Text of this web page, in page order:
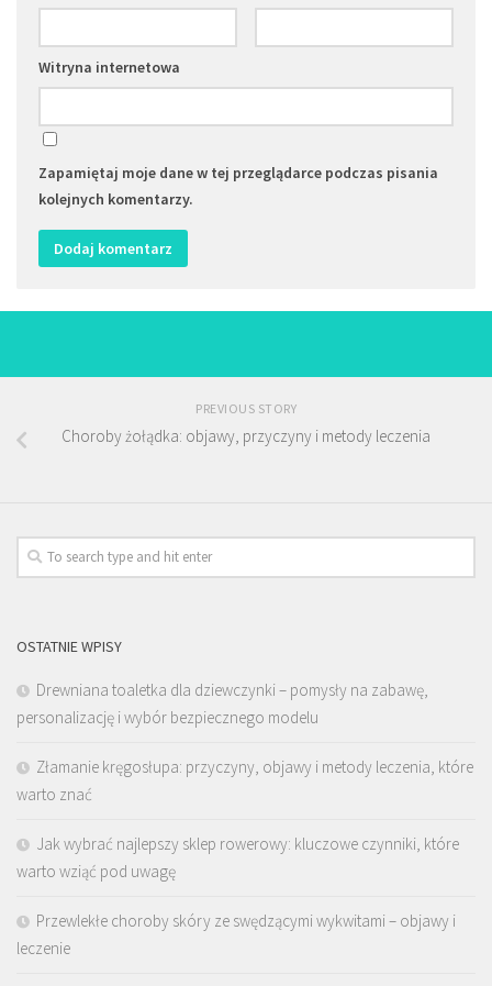
Witryna internetowa
Zapamiętaj moje dane w tej przeglądarce podczas pisania
kolejnych komentarzy.
PREVIOUS STORY
Choroby żołądka: objawy, przyczyny i metody leczenia
OSTATNIE WPISY
Drewniana toaletka dla dziewczynki – pomysły na zabawę,
personalizację i wybór bezpiecznego modelu
Złamanie kręgosłupa: przyczyny, objawy i metody leczenia, które
warto znać
Jak wybrać najlepszy sklep rowerowy: kluczowe czynniki, które
warto wziąć pod uwagę
Przewlekłe choroby skóry ze swędzącymi wykwitami – objawy i
leczenie